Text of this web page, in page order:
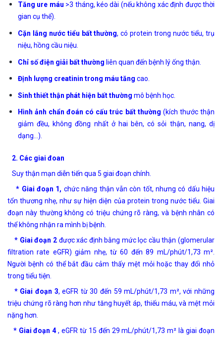
Tăng ure máu >3 tháng, kéo dài (nếu không xác định được thời
gian cụ thể).
Cặn lắng nước tiểu bất thường, có protein trong nước tiểu, trụ
niệu, hồng cầu niệu.
Chỉ số điện giải bất thường liên quan đến bệnh lý ống thận.
Định lượng creatinin trong máu tăng cao.
Sinh thiết thận phát hiện bất thường mô bệnh học.
Hình ảnh chẩn đoán có cấu trúc bất thường (kích thước thận
giảm đều, không đồng nhất ở hai bên, có sỏi thận, nang, dị
dạng…).
2. Các giai đoan
Suy thận mạn diễn tiến qua 5 giai đoạn chính.
* Giai đoạn 1, chức năng thận vẫn còn tốt, nhưng có dấu hiệu
tổn thương nhẹ, như sự hiện diện của protein trong nước tiểu. Giai
đoạn này thường không có triệu chứng rõ ràng, và bệnh nhân có
thể không nhận ra mình bị bệnh.
* Giai đoạn 2được xác định bằng mức lọc cầu thận (glomerular
filtration rate eGFR) giảm nhẹ, từ 60 đến 89 mL/phút/1,73 m².
Người bệnh có thể bắt đầu cảm thấy mệt mỏi hoặc thay đổi nhỏ
trong tiểu tiện.
* Giai đoạn 3, eGFR từ 30 đến 59 mL/phút/1,73 m², với những
triệu chứng rõ ràng hơn như tăng huyết áp, thiếu máu, và mệt mỏi
nặng hơn.
* Giai đoạn 4, eGFR từ 15 đến 29 mL/phút/1,73 m² là giai đoạn